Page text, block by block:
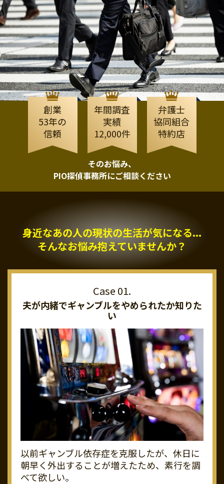
創業
53年の
信頼
年間調査
実績
12,000件
弁護士
協同組合
特約店
そのお悩み、
PIO探偵事務所にご相談ください
身近なあの人の現状の生活が気になる...
そんなお悩み抱えていませんか？
夫が内緒でギャンブルをやめられたか知りた
い
以前ギャンブル依存症を克服したが、休日に
朝早く外出することが増えたため、素行を調
べて欲しい。